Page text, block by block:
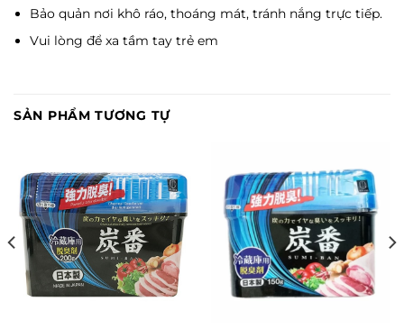
Bảo quản nơi khô ráo, thoáng mát, tránh nắng trực tiếp.
Vui lòng để xa tầm tay trẻ em
SẢN PHẨM TƯƠNG TỰ